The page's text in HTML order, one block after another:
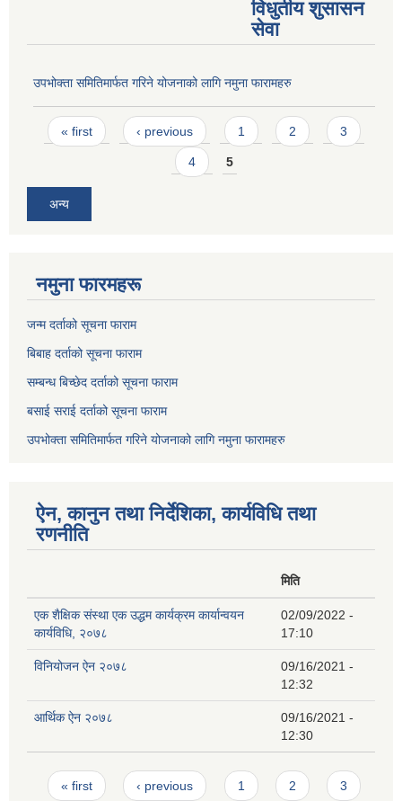
विधुतीय शुसासन
सेवा
उपभोक्ता समितिमार्फत गरिने योजनाको लागि नमुना फारामहरु
Pages
« first ‹ previous 1 2 3
4 5
अन्य
नमुना फारमहरू
जन्म दर्ताको सूचना फाराम
बिबाह दर्ताको सूचना फाराम
सम्बन्ध बिच्छेद दर्ताको सूचना फाराम
बसाई सराई दर्ताको सूचना फाराम
उपभोक्ता समितिमार्फत गरिने योजनाको लागि नमुना फारामहरु
ऐन, कानुन तथा निर्देशिका, कार्यविधि तथा
रणनीति
मिति
एक शैक्षिक संस्था एक उद्धम कार्यक्रम कार्यान्वयन
कार्यविधि, २०७८
02/09/2022 -
17:10
विनियोजन ऐन २०७८
09/16/2021 -
12:32
आर्थिक ऐन २०७८
09/16/2021 -
12:30
Pages
« first ‹ previous 1 2 3